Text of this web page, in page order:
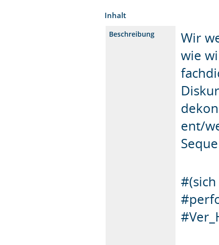
Inhalt
Beschreibung
Wir
wie
ent/